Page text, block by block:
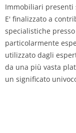
Immobiliari presenti
E' finalizzato a
specialistiche
particolarmente
utilizzato dagli
da una più vasta
un significato